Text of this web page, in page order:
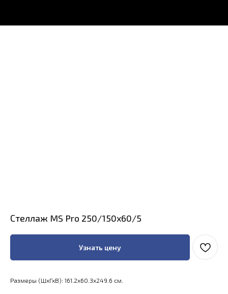
Стеллаж MS Pro 250/150x60/5
Узнать цену
Размеры (ШхГхВ): 161.2x60.3x249.6 см.